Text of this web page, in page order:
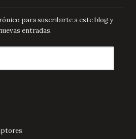
para suscribirte a este blog y
entradas.